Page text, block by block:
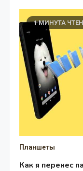
1 МИНУТА
Планшеты
Как я перенес